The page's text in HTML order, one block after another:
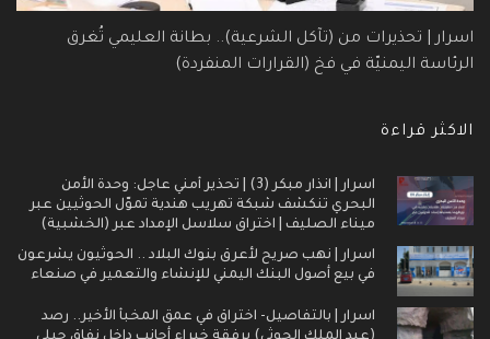
اسرار | تحذيرات من (تآكل الشرعية).. بطانة العليمي تُغرق
الرئاسة اليمنيّة في فخ (القرارات المنفردة)
الاكثر قراءة
اسرار | انذار مبكر (3) | تحذير أمني عاجل: وحدة الأمن
البحري تنكشف شبكة تهريب هندية تموّل الحوثيين عبر
ميناء الصليف | اختراق سلاسل الإمداد عبر (الخشبية)
اسرار | نهب صريح لأعرق بنوك البلاد .. الحوثيون يشرعون
في بيع أصول البنك اليمني للإنشاء والتعمير في صنعاء
اسرار | بالتفاصيل- اختراق في عمق المخبأ الأخير.. رصد